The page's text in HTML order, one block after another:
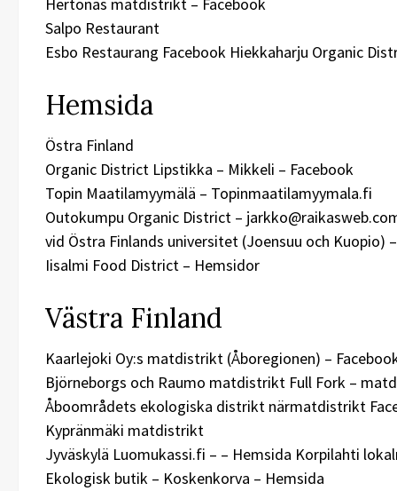
Salpo Restaurant
Esbo Restaurang Facebook Hiekkaharju Organic
Hemsida
Östra Finland
Organic District Lipstikka – Mikkeli – Facebook
Topin Maatilamyymälä – Topinmaatilamyymala.fi
Outokumpu Organic District –
vid Östra Finlands universitet (Joensuu och Kuopio)
Iisalmi Food District – Hemsidor
Västra Finland
Kaarlejoki Oy:s matdistrikt (Åboregionen) –
Björneborgs och Raumo matdistrikt Full Fork –
Åboområdets ekologiska distrikt närmatdistrikt
Kypränmäki matdistrikt
Jyväskylä Luomukassi.fi – – Hemsida Korpilahti
Ekologisk butik – Koskenkorva – Hemsida